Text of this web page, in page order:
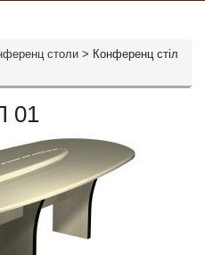
столи > Конференц стіл
01